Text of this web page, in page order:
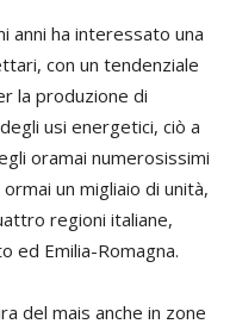
anni ha interessato una
con un tendenziale
la produzione di
usi energetici, ciò a
oramai numerosissimi
un migliaio di unità,
regioni italiane,
ed Emilia-Romagna.
del mais anche in zone